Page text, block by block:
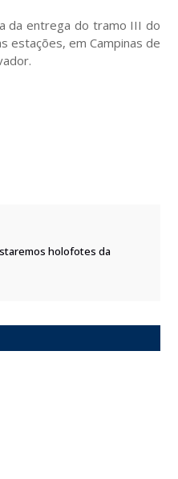
da entrega do tramo III do
estações, em Campinas de
holofotes da